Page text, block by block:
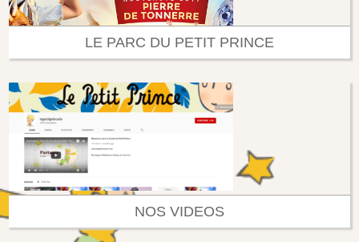
LE PARC DU PETIT PRINCE
NOS VIDEOS